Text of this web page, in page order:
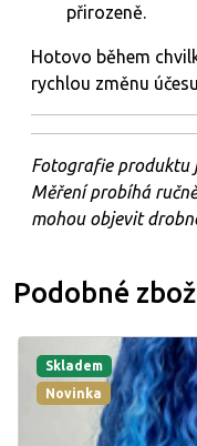
přirozeně.
Hotovo během
rychlou změnu
Fotografie produktu
Měření probíhá
mohou objevit
Podobné
Skladem
Novinka